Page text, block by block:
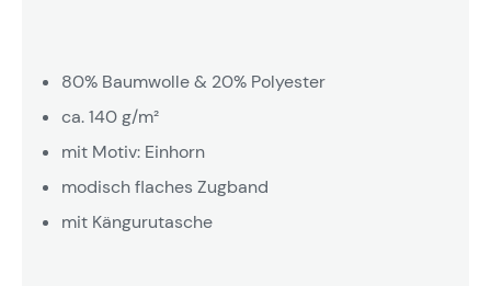
80% Baumwolle & 20% Polyester
ca. 140 g/m²
mit Motiv: Einhorn
modisch flaches Zugband
mit Kängurutasche